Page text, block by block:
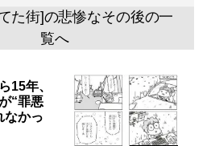
た街]の悲惨なその後の一
覧へ
15年、
“罪悪
なかっ